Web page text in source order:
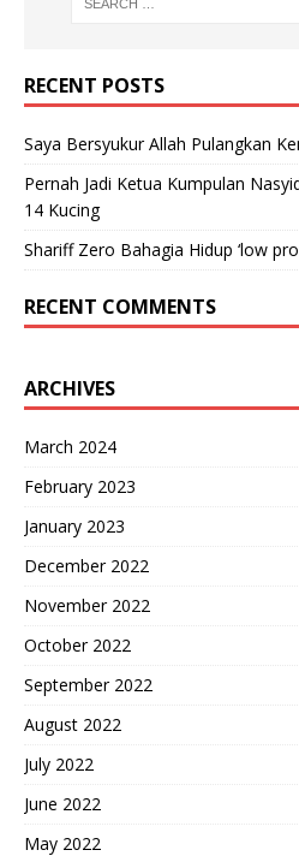
RECENT POSTS
Saya Bersyukur Allah Pulangkan
Pernah Jadi Ketua Kumpulan
14 Kucing
Shariff Zero Bahagia Hidup ‘low
RECENT COMMENTS
ARCHIVES
March 2024
February 2023
January 2023
December 2022
November 2022
October 2022
September 2022
August 2022
July 2022
June 2022
May 2022